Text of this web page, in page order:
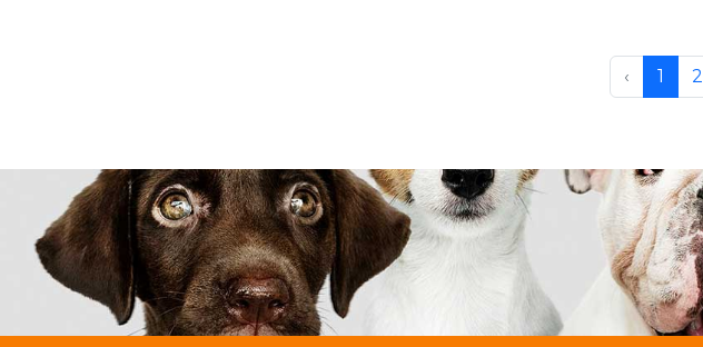
‹ 1 2